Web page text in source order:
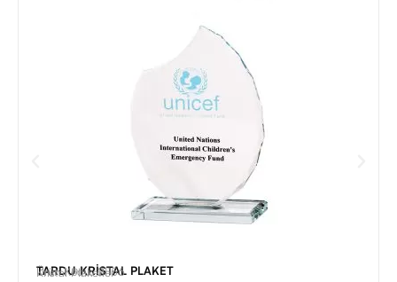
TARDU KRİSTAL PLAKET
Ürün Kodu: 21156
Kristal Plaketler